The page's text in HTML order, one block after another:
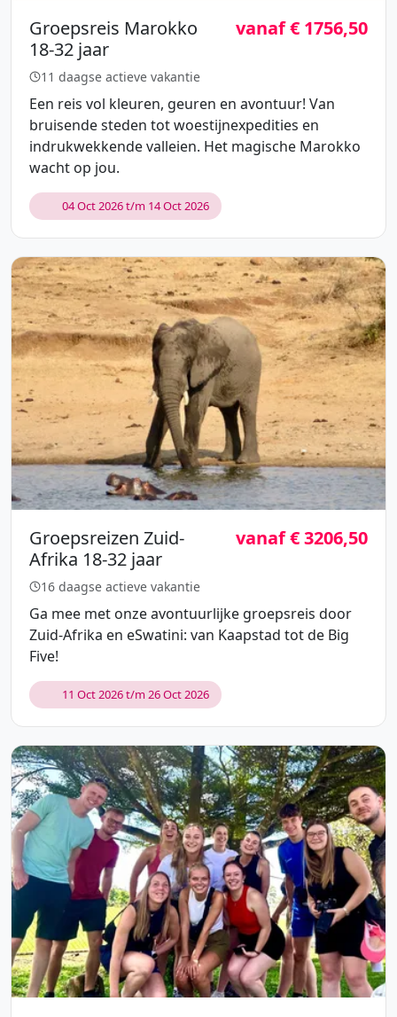
Groepsreis Marokko
18-32 jaar
vanaf € 1756,50
11 daagse actieve vakantie
Een reis vol kleuren, geuren en avontuur! Van
bruisende steden tot woestijnexpedities en
indrukwekkende valleien. Het magische Marokko
wacht op jou.
04 Oct 2026 t/m 14 Oct 2026
Groepsreizen Zuid-
Afrika 18-32 jaar
vanaf € 3206,50
16 daagse actieve vakantie
Ga mee met onze avontuurlijke groepsreis door
Zuid-Afrika en eSwatini: van Kaapstad tot de Big
Five!
11 Oct 2026 t/m 26 Oct 2026